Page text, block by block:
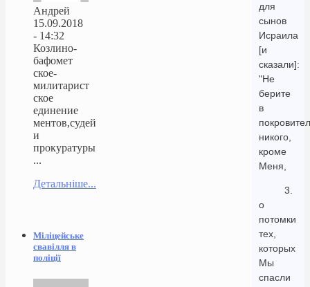
для
сынов
Исраила
[и
сказали]:
"Не
берите
в
никого,
кроме
Меня,
3.
о
потомки
тех,
которых
Мы
спасли
Андрей
15.09.2018
- 14:32
Козлино-
бафомет
ское-
милитарист
ское
единение
ментов,судей
и
прокуратуры
...
Детальніше...
Міліцейське
свавілля в
поліції